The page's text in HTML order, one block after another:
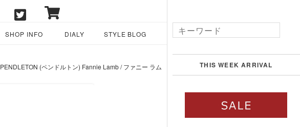
SHOP INFO DIALY STYLE BLOG
PENDLETON (ペンドルトン) Fannie Lamb / ファニー ラム THIS WEEK ARRIVAL